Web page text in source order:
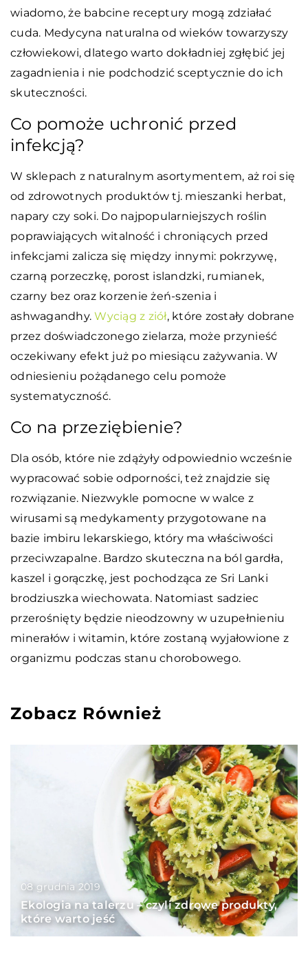
wiadomo, że babcine receptury mogą zdziałać
cuda. Medycyna naturalna od wieków towarzyszy
człowiekowi, dlatego warto dokładniej zgłębić jej
zagadnienia i nie podchodzić sceptycznie do ich
skuteczności.
Co pomoże uchronić przed
infekcją?
W sklepach z naturalnym asortymentem, aż roi się
od zdrowotnych produktów tj. mieszanki herbat,
napary czy soki. Do najpopularniejszych roślin
poprawiających witalność i chroniących przed
infekcjami zalicza się między innymi: pokrzywę,
czarną porzeczkę, porost islandzki, rumianek,
czarny bez oraz korzenie żeń-szenia i
ashwagandhy.Wyciąg z ziół, które zostały dobrane
przez doświadczonego zielarza, może przynieść
oczekiwany efekt już po miesiącu zażywania. W
odniesieniu pożądanego celu pomoże
systematyczność.
Co na przeziębienie?
Dla osób, które nie zdążyły odpowiednio wcześnie
wypracować sobie odporności, też znajdzie się
rozwiązanie. Niezwykle pomocne w walce z
wirusami są medykamenty przygotowane na
bazie imbiru lekarskiego, który ma właściwości
przeciwzapalne. Bardzo skuteczna na ból gardła,
kaszel i gorączkę, jest pochodząca ze Sri Lanki
brodziuszka wiechowata. Natomiast sadziec
przerośnięty będzie nieodzowny w uzupełnieniu
minerałów i witamin, które zostaną wyjałowione z
organizmu podczas stanu chorobowego.
Zobacz Również
08 grudnia 2019
Ekologia na talerzu – czyli zdrowe produkty,
które warto jeść